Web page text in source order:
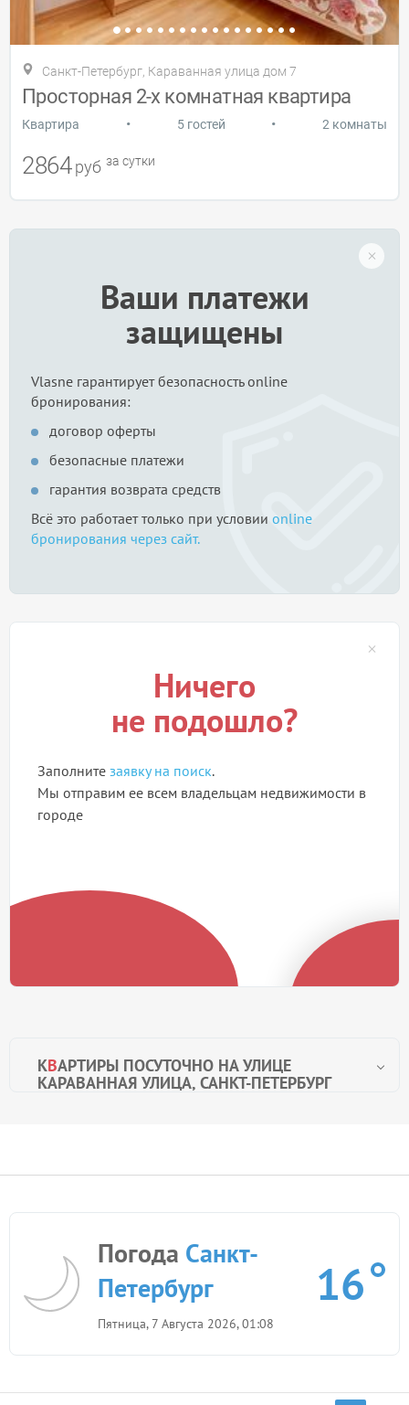
КВАРТИРЫ ПОСУТОЧНО НА УЛИЦЕ
КАРАВАННАЯ УЛИЦА, САНКТ-ПЕТЕРБУРГ
Санкт-Петербург, Караванная улица дом 7
Просторная 2-х комнатная квартира
Квартира • 5 гостей • 2 комнаты
2864 руб за сутки
Ваши платежи
защищены
Vlasne гарантирует безопасность online
бронирования:
договор оферты
безопасные платежи
гарантия возврата средств
Всё это работает только при условии online
бронирования через сайт.
Ничего
не подошло?
Заполните заявку на поиск.
Мы отправим ее всем владельцам недвижимости в
городе
Погода Санкт-
Петербург
Пятница, 7 Августа 2026, 01:08
16